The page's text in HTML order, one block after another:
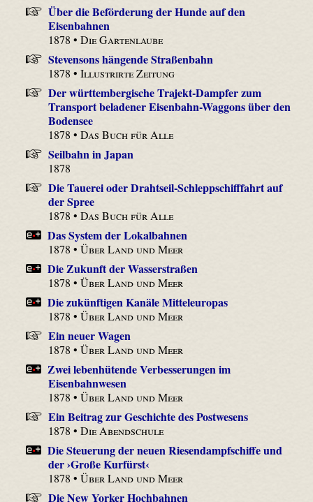
Über die Beförderung der Hunde auf den
Eisenbahnen
1878 •Die Gartenlaube
Stevensons hängende Straßenbahn
1878 •Illustrirte Zeitung
Der württembergische Trajekt-Dampfer zum
Transport beladener Eisenbahn-Waggons über den
Bodensee
1878 •Das Buch für Alle
Seilbahn in Japan
1878
Die Tauerei oder Drahtseil-Schleppschifffahrt auf
der Spree
1878 •Das Buch für Alle
Das System der Lokalbahnen
1878 •Über Land und Meer
Die Zukunft der Wasserstraßen
1878 •Über Land und Meer
Die zukünftigen Kanäle Mitteleuropas
1878 •Über Land und Meer
Ein neuer Wagen
1878 •Über Land und Meer
Zwei lebenhütende Verbesserungen im
Eisenbahnwesen
1878 •Über Land und Meer
Ein Beitrag zur Geschichte des Postwesens
1878 •Die Abendschule
Die Steuerung der neuen Riesendampfschiffe und
der ›Große Kurfürst‹
1878 •Über Land und Meer
Die New Yorker Hochbahnen